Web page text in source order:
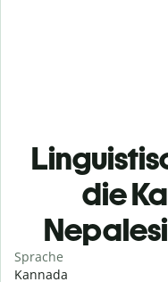
die
Sprache
Kannada